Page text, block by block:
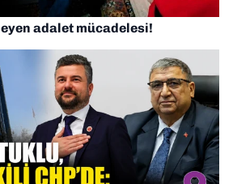
adalet mücadelesi!